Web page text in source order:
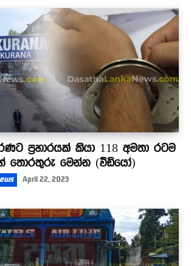
ප්‍රහාරයක් කියා 118 අමතා රටම
තොරතුරු මෙන්න (වීඩියෝ)
April 22, 2023